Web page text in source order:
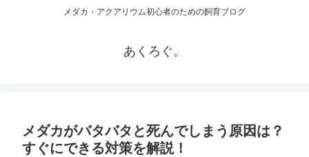
メダカ・アクアリウム初心者のための飼育ブログ
あくろぐ。
メダカがバタバタと死んでしまう原因は？
すぐにできる対策を解説！